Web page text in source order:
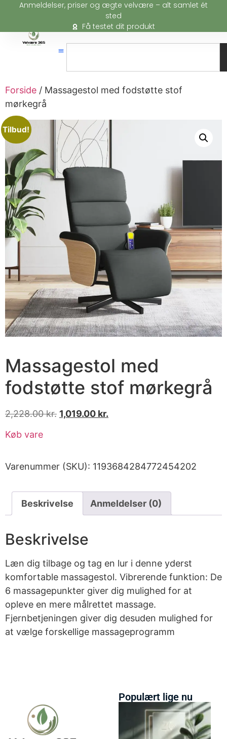
Anmeldelser, priser og ægte velvære – alt samlet ét
sted
Få testet dit produkt
Forside / Massagestol med fodstøtte stof
mørkegrå
Tilbud!
Massagestol med
fodstøtte stof mørkegrå
2,228.00kr. 1,019.00 kr.
Køb vare
Varenummer (SKU): 1193684284772454202
Beskrivelse Anmeldelser (0)
Beskrivelse
Læn dig tilbage og tag en lur i denne yderst
komfortable massagestol. Vibrerende funktion: De
6 massagepunkter giver dig mulighed for at
opleve en mere målrettet massage.
Fjernbetjeningen giver dig desuden mulighed for
at vælge forskellige massageprogramm
Populært lige nu